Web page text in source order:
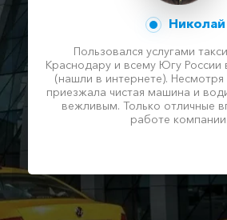
Николай
Пользовался услугами
Краснодару и всему Югу России
(нашли в интернете). Несмотря
приезжала чистая машина и
вежливым. Только отличные
работе компании.